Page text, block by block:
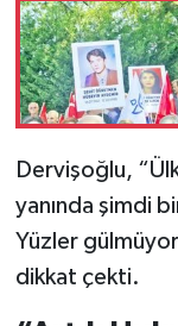
Dervişoğlu,
yanında şimdi
Yüzler
dikkat çekti.